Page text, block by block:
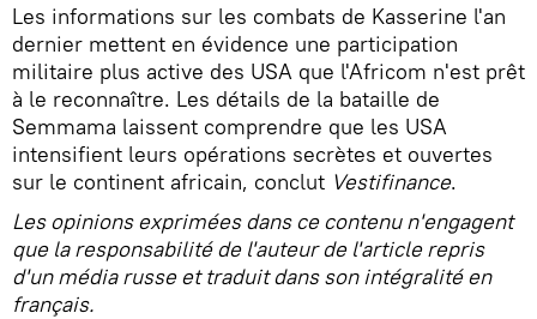
Les informations sur les combats de Kasserine l'an
dernier mettent en évidence une participation
militaire plus active des USA que l'Africom n'est prêt
à le reconnaître. Les détails de la bataille de
Semmama laissent comprendre que les USA
intensifient leurs opérations secrètes et ouvertes
sur le continent africain, conclut Vestifinance.
Les opinions exprimées dans ce contenu n'engagent
que la responsabilité de l'auteur de l'article repris
d'un média russe et traduit dans son intégralité en
français.